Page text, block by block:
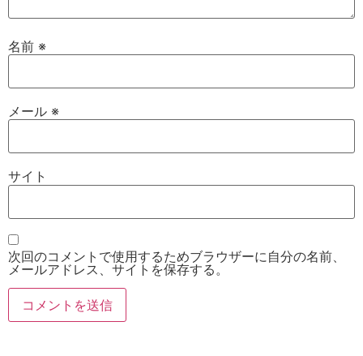
名前 ※
メール ※
サイト
次回のコメントで使用するためブラウザーに自分の名前、
メールアドレス、サイトを保存する。